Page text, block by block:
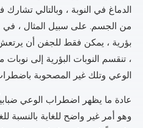
الدماغ في النوبة ، وبالتالي
من الجسم. على سبيل المثال ، في
بؤرية ، يمكن فقط للجفن أن
، تنقسم النوبات البؤرية إلى
الوعي وتلك غير المصحوبة
عادة ما يظهر اضطراب الوعي
وهو أمر غير واضح للغاية بالنسبة